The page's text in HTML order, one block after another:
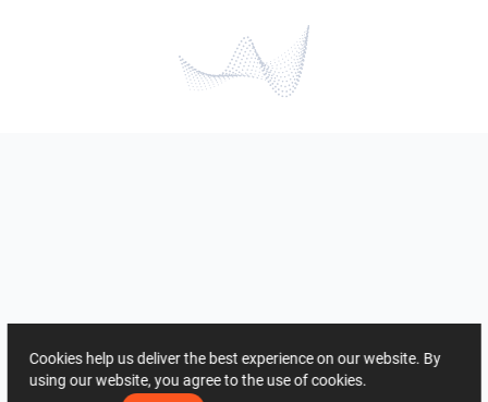
Cookies help us deliver the best experience on our website. By
using our website, you agree to the use of cookies.